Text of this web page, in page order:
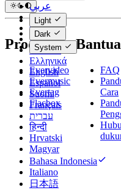
عربي
Català
Čeština
Dansk
Deutsch
Ελληνικά
English
Español
Suomi
Français
עברית
हिन्दी
Hrvatski
Magyar
Bahasa Indonesia
Italiano
日本語
Light
Dark
System
Produk
Evervideo
Evermusic
Evertag
Flacbox
FAQ
Cara